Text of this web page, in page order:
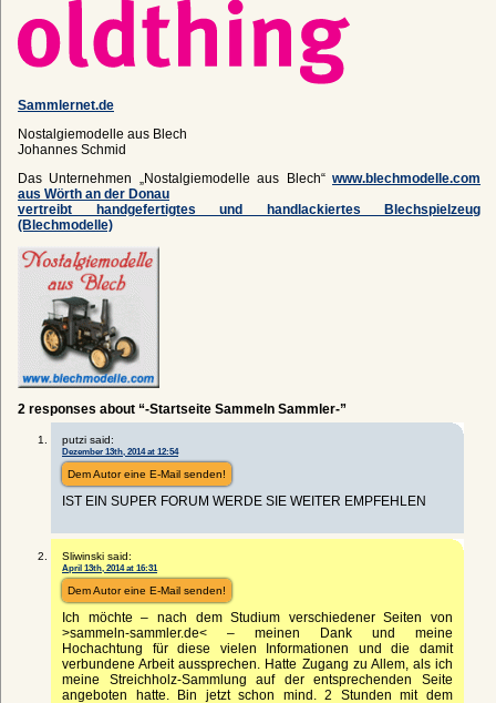
Sammlernet.de
Nostalgiemodelle aus Blech
Johannes Schmid
Das Unternehmen „Nostalgiemodelle aus Blech“ www.blechmodelle.com
aus Wörth an der Donau
vertreibt handgefertigtes und handlackiertes Blechspielzeug
(Blechmodelle)
2 responses about “-Startseite Sammeln Sammler-”
putzi said:
Dezember 13th, 2014 at 12:54
Dem Autor eine E-Mail senden!
IST EIN SUPER FORUM WERDE SIE WEITER EMPFEHLEN
Sliwinski said:
April 13th, 2014 at 16:31
Dem Autor eine E-Mail senden!
Ich möchte – nach dem Studium verschiedener Seiten von
>sammeln-sammler.de< – meinen Dank und meine
Hochachtung für diese vielen Informationen und die damit
verbundene Arbeit aussprechen. Hatte Zugang zu Allem, als ich
meine Streichholz-Sammlung auf der entsprechenden Seite
angeboten hatte. Bin jetzt schon mind. 2 Stunden mit dem